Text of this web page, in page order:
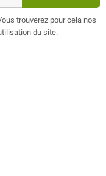
trouverez pour cela nos
du site.